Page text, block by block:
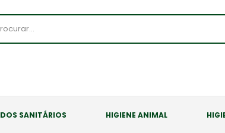
SANITÁRIOS HIGIENE ANIMAL